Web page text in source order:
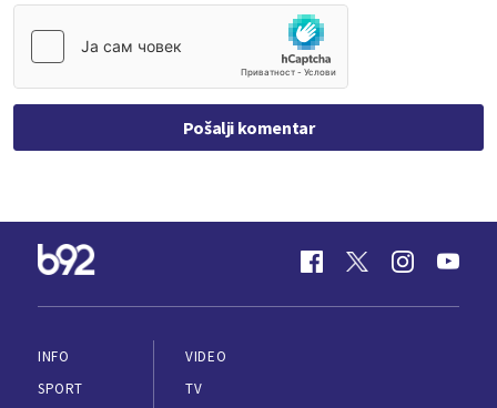
Pošalji komentar
INFO
SPORT
VIDEO
TV